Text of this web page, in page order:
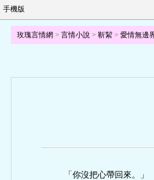
手機版
玫瑰言情網 > 言情小說 > 靳絜 > 愛情無邊
「你沒把心帶回來。」